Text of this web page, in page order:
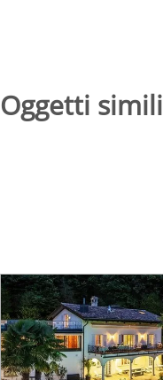
Oggetti simili